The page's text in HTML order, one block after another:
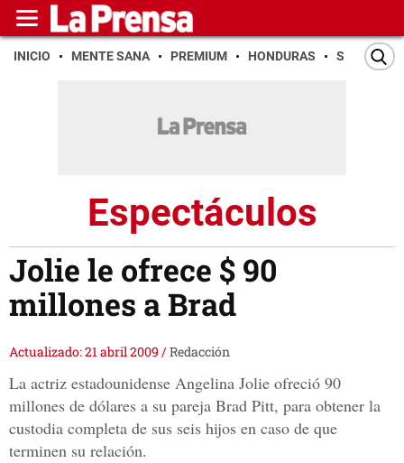
INICIO MENTE SANA PREMIUM HONDURAS SAN PEDRO
Espectáculos
Jolie le ofrece $ 90
millones a Brad
Actualizado: 21 abril 2009 /Redacción
La actriz estadounidense Angelina Jolie ofreció 90
millones de dólares a su pareja Brad Pitt, para obtener la
custodia completa de sus seis hijos en caso de que
terminen su relación.